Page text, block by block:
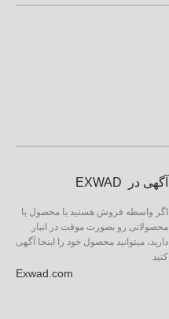
آگهی در EXWAD
اگر واسطه فروش هستید یا محصول یا
محصولاتی رو بصورت موقت در انبار
دارید، میتوانید محصول خود را اینجا آگهی
کنید
Exwad.com